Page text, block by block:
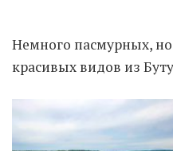
Немного пасмурных, но
красивых видов из
Blog